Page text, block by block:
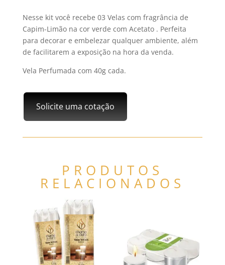
Nesse kit você recebe 03 Velas com fragrância de
Capim-Limão na cor verde com Acetato . Perfeita
para decorar e embelezar qualquer ambiente, além
de facilitarem a exposição na hora da venda.
Vela Perfumada com 40g cada.
Solicite uma cotação
PRODUTOS
RELACIONADOS